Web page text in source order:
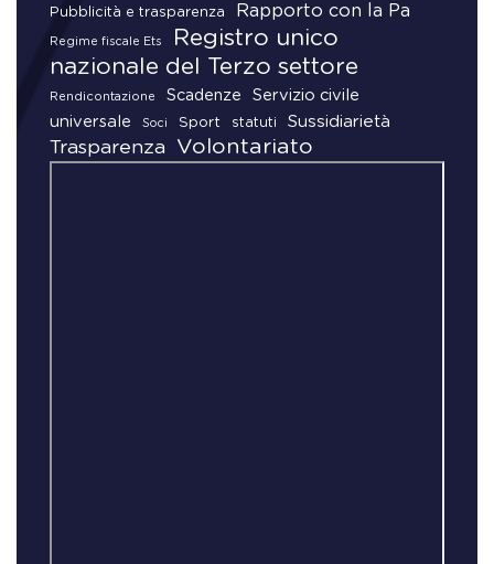
Pubblicità e trasparenza Rapporto con la Pa
Regime fiscale Ets
Registro unico
nazionale del Terzo settore
Rendicontazione Scadenze
Servizio civile
universale
Soci Sport statuti Sussidiarietà
Trasparenza Volontariato